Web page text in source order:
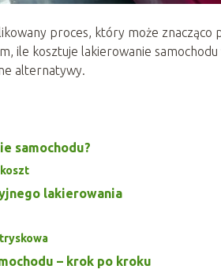
proces, który może znacząco
ile kosztuje lakierowanie
alternatywy.
samochodu?
lakierowania
– krok po kroku